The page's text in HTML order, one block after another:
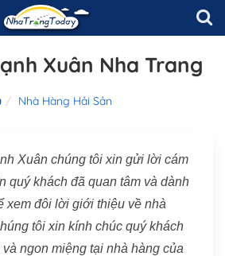
Xuân Nha Trang
Nhà Hàng Hải Sản
Xuân chúng tôi xin gửi lời cám
quý khách đã quan tâm và dành
xem đôi lời giới thiệu về nhà
tôi xin kính chúc quý khách
ngon miệng tại nhà hàng của